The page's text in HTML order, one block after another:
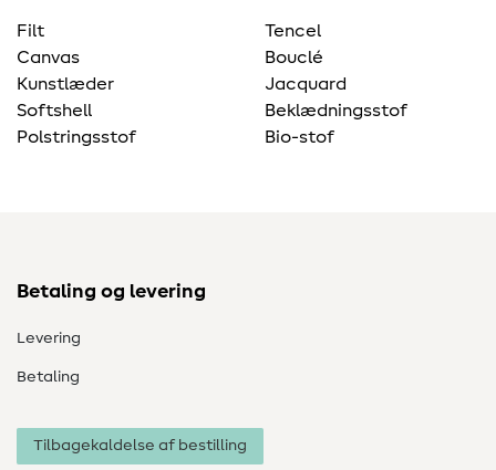
Filt
Canvas
Kunstlæder
Softshell
Polstringsstof
Tencel
Bouclé
Jacquard
Beklædningsstof
Bio-stof
Betaling og levering
Levering
Betaling
Tilbagekaldelse af bestilling